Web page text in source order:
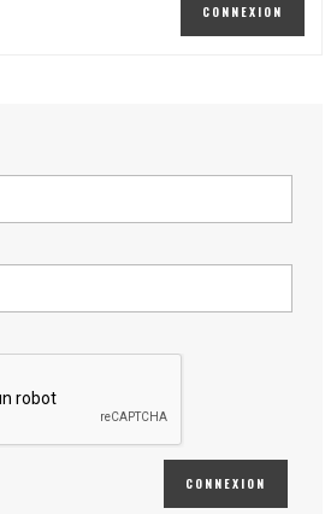
CONNEXION
CONNEXION